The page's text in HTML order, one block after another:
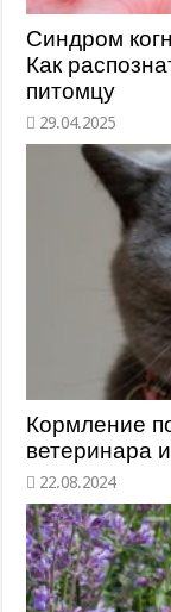
Синдром
Как
питомцу
Кормление
ветеринара